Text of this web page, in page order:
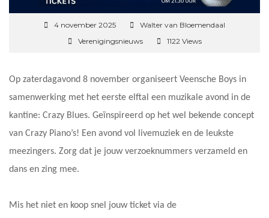
4 november 2025
Walter van Bloemendaal
Verenigingsnieuws
1122 Views
Op zaterdagavond 8 november organiseert Veensche Boys in
samenwerking met het eerste elftal een muzikale avond in de
kantine: Crazy Blues. Geïnspireerd op het wel bekende concept
van Crazy Piano’s! Een avond vol livemuziek en de leukste
meezingers. Zorg dat je jouw verzoeknummers verzameld en
dans en zing mee.
Mis het niet en koop snel jouw ticket via de